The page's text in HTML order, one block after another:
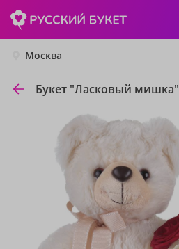
Москва
Букет "Ласковый мишка"